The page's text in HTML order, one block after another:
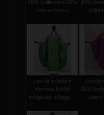
45% poliestere 55%
colore bianco
45%
casula in lana e
viscosa bordo
tortiglione sbiego ...
casula
45%